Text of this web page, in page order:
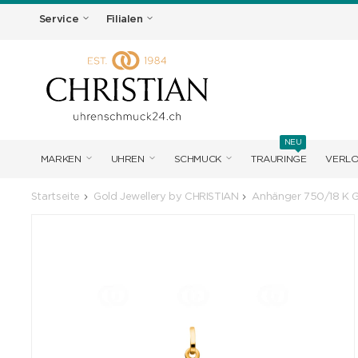
Service Filialen
MARKEN UHREN SCHMUCK TRAURINGE
NEU
Startseite Gold Jewellery by CHRISTIAN Anhänger 750/18 K